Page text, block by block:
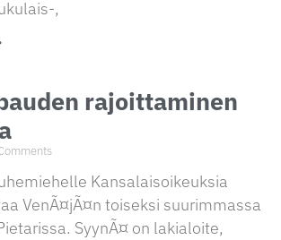
,
rajoittaminen
Kansalaisoikeuksia
VenÃ¤jÃ¤n toiseksi suurimmassa
SyynÃ¤ on lakialoite,